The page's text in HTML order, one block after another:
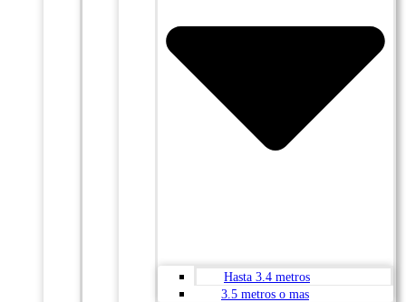
Hasta 3.4 metros
3.5 metros o mas